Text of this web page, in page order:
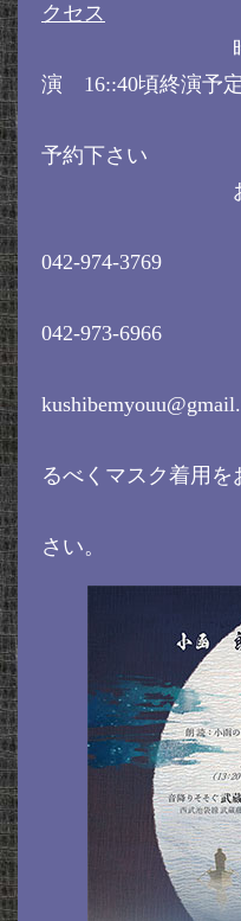
クセス
時間
演 16::40頃終演
定員50
予約下さい
お問合せ
木田
042-974-3769
櫛部
042-973-6966
e-
るべくマスク着用を
詳細は
さい。